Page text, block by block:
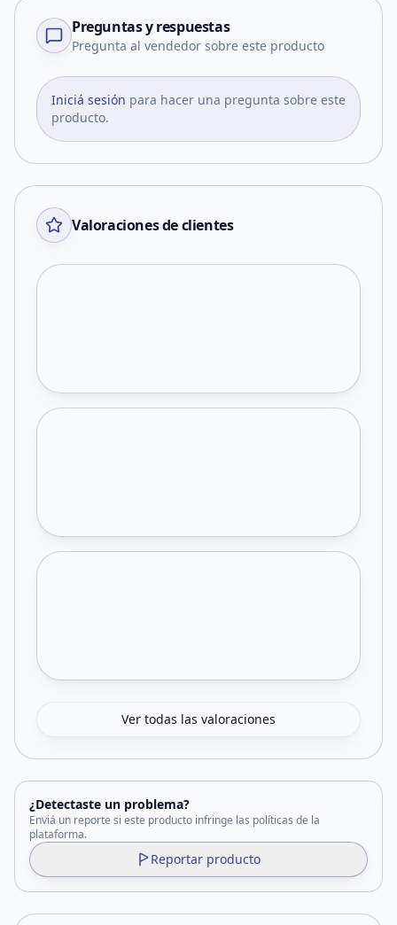
Preguntas y respuestas
Pregunta al vendedor sobre este producto
Iniciá sesión para hacer una pregunta sobre este
producto.
Valoraciones de clientes
Ver todas las valoraciones
¿Detectaste un problema?
Enviá un reporte si este producto infringe las políticas de la
plataforma.
Reportar producto